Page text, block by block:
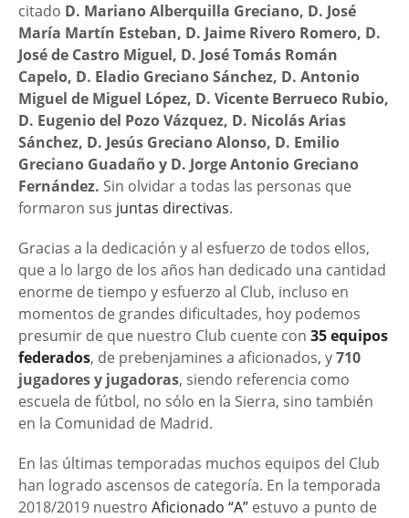
citado D. Mariano Alberquilla Greciano, D. José
María Martín Esteban, D. Jaime Rivero Romero, D.
José de Castro Miguel, D. José Tomás Román
Capelo, D. Eladio Greciano Sánchez, D. Antonio
Miguel de Miguel López, D. Vicente Berrueco Rubio,
D. Eugenio del Pozo Vázquez, D. Nicolás Arias
Sánchez, D. Jesús Greciano Alonso, D. Emilio
Greciano Guadaño y D. Jorge Antonio Greciano
Fernández. Sin olvidar a todas las personas que
formaron sus juntas directivas.
Gracias a la dedicación y al esfuerzo de todos ellos,
que a lo largo de los años han dedicado una cantidad
enorme de tiempo y esfuerzo al Club, incluso en
momentos de grandes dificultades, hoy podemos
presumir de que nuestro Club cuente con 35 equipos
federados, de prebenjamines a aficionados, y710
jugadores y jugadoras, siendo referencia como
escuela de fútbol, no sólo en la Sierra, sino también
en la Comunidad de Madrid.
En las últimas temporadas muchos equipos del Club
han logrado ascensos de categoría. En la temporada
2018/2019 nuestro Aficionado “A” estuvo a punto de